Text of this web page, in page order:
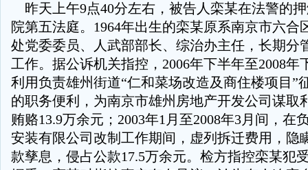
昨天上午9点40分左右，被告人栾某在法警的
院第五法庭。1964年出生的栾某原系南京市六合
处党委委员、人武部部长、综治办主任，长期分
工作。据公诉机关指控，2006年下半年至2008年
利用负责雄州街道“仁和菜场改造及商住楼项目”
的职务便利，为南京市雄州房地产开发公司谋取
贿赂13.9万余元；2003年1月至2008年3月间，在
安装有限公司改制工作期间，虚列拆迁费用，隐
款孳息，侵占公款17.5万余元。检方指控栾某犯